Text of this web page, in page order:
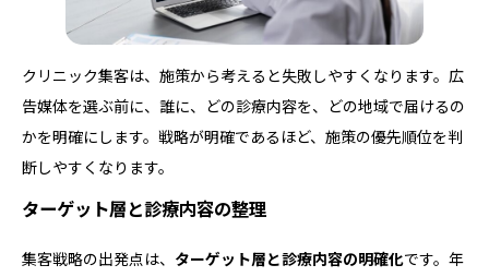
クリニック集客は、施策から考えると失敗しやすくなります。広
告媒体を選ぶ前に、誰に、どの診療内容を、どの地域で届けるの
かを明確にします。戦略が明確であるほど、施策の優先順位を判
断しやすくなります。
ターゲット層と診療内容の整理
集客戦略の出発点は、 ターゲット層と診療内容の明確化です。年